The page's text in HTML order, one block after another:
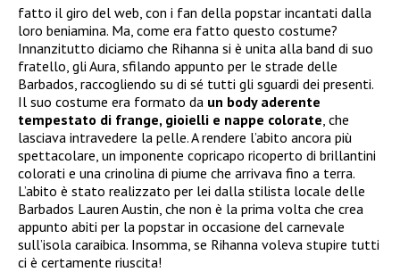
fatto il giro del web, con i fan della popstar incantati dalla
loro beniamina. Ma, come era fatto questo costume?
Innanzitutto diciamo che Rihanna si è unita alla band di suo
fratello, gli Aura, sfilando appunto per le strade delle
Barbados, raccogliendo su di sé tutti gli sguardi dei presenti.
Il suo costume era formato da un body aderente
tempestato di frange, gioielli e nappe colorate , che
lasciava intravedere la pelle. A rendere l’abito ancora più
spettacolare, un imponente copricapo ricoperto di brillantini
colorati e una crinolina di piume che arrivava fino a terra.
L’abito è stato realizzato per lei dalla stilista locale delle
Barbados Lauren Austin, che non è la prima volta che crea
appunto abiti per la popstar in occasione del carnevale
sull’isola caraibica. Insomma, se Rihanna voleva stupire tutti
ci è certamente riuscita!